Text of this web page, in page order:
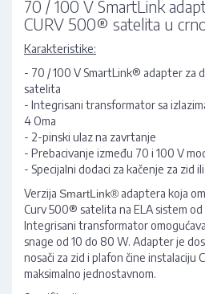
70 / 100 V SmartLink
CURV 500® satelita u
Karakteristike:
- 70 / 100 V SmartLink® adapter za
satelita
- Integrisani transformator sa
4 Oma
- 2-pinski ulaz na zavrtanje
- Prebacivanje između 70 i 100 V
- Specijalni dodaci za kačenje za zid
Verzija SmartLink® adaptera koja
Curv 500® satelita na ELA sistem
Integrisani transformator
snage od 10 do 80 W. Adapter je
nosači za zid i plafon čine instalaciju
maksimalno jednostavnom.